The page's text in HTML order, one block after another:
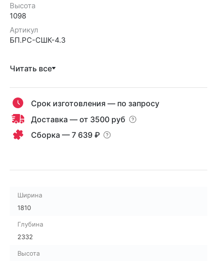
Высота
1098
Артикул
БП.РС-СШК-4.3
Читать все
Срок изготовления — по запросу
Доставка — от 3500 руб
Сборка — 7 639 ₽
Ширина
1810
Глубина
2332
Высота